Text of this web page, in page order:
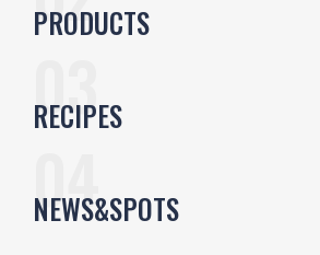
PRODUCTS
RECIPES
NEWS&SPOTS